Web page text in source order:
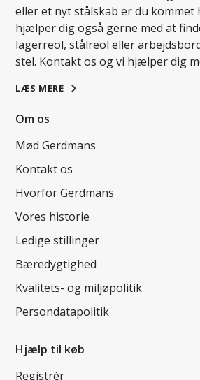
eller et nyt stålskab er du kommet
hjælper dig også gerne med at
lagerreol, stålreol eller
stel. Kontakt os og vi hjælper dig
LÆS MERE
Om os
Mød Gerdmans
Kontakt os
Hvorfor Gerdmans
Vores historie
Ledige stillinger
Bæredygtighed
Kvalitets- og miljøpolitik
Persondatapolitik
Hjælp til køb
Registrér